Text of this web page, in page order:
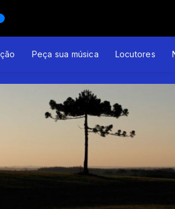
Stremlow
Peça sua música Locutores